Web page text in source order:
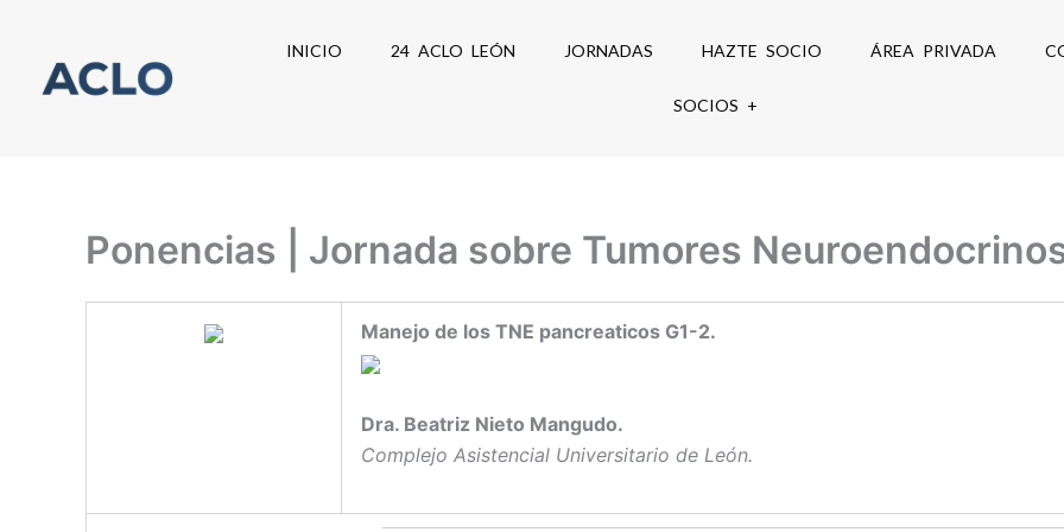
contenido
INICIO 24 ACLO LEÓN JORNADAS HAZTE SOCIO ÁREA PRIVADA
SOCIOS +
Ponencias | Jornada sobre Tumores
Manejo de los TNE pancreaticos G1-2.
Dra. Beatriz Nieto Mangudo.
Complejo Asistencial Universitario de León.